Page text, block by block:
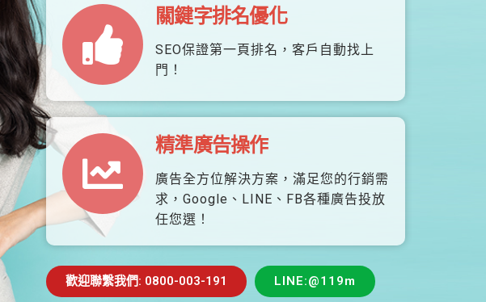
關鍵字排名優化
SEO保證第一頁排名，客戶自動找上
門！
精準廣告操作
廣告全方位解決方案，滿足您的行銷需
求，Google、LINE、FB各種廣告投放
任您選！
歡迎聯繫我們: 0800-003-191 LINE:@119m